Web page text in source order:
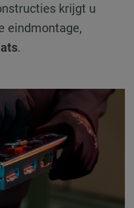
krijgt u
eindmontage,
.